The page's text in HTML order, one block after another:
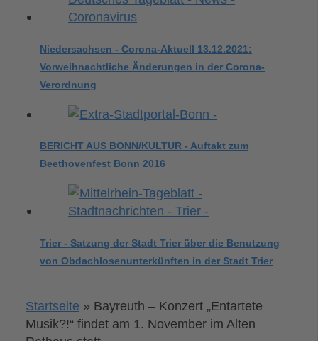
Niedersachsen - Corona-Aktuell 13.12.2021:
Vorweihnachtliche Änderungen in der Corona-
Verordnung
BERICHT AUS BONN/KULTUR - Auftakt zum
Beethovenfest Bonn 2016
Trier - Satzung der Stadt Trier über die Benutzung
von Obdachlosenunterkünften in der Stadt Trier
Startseite » Bayreuth – Konzert „Entartete
Musik?!“ findet am 1. November im Alten